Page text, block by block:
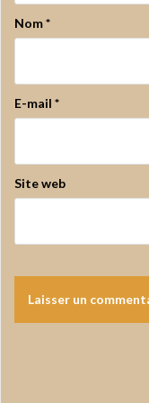
Nom*
E-mail *
Site web